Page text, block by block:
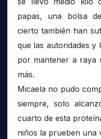
papas, una bolsa
cierto también han
que las autoridades y
por mantener a
más.
Micaela no pudo
siempre, solo
cuarto de esta
niños la prueben una